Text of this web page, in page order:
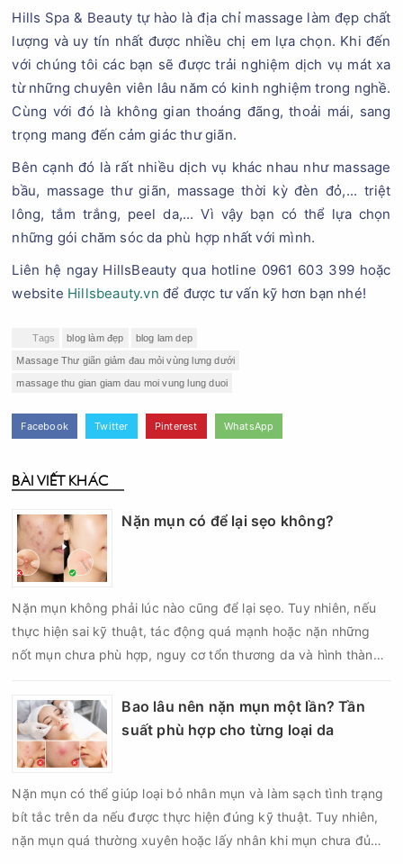
Hills Spa & Beauty tự hào là địa chỉ massage làm đẹp chất
lượng và uy tín nhất được nhiều chị em lựa chọn. Khi đến
với chúng tôi các bạn sẽ được trải nghiệm dịch vụ mát xa
từ những chuyên viên lâu năm có kinh nghiệm trong nghề.
Cùng với đó là không gian thoáng đãng, thoải mái, sang
trọng mang đến cảm giác thư giãn.
Bên cạnh đó là rất nhiều dịch vụ khác nhau như massage
bầu, massage thư giãn, massage thời kỳ đèn đỏ,... triệt
lông, tắm trắng, peel da,... Vì vậy bạn có thể lựa chọn
những gói chăm sóc da phù hợp nhất với mình.
Liên hệ ngay HillsBeauty qua hotline 0961 603 399 hoặc
website Hillsbeauty.vn để được tư vấn kỹ hơn bạn nhé!
Tags blog làm đẹp blog lam dep
Massage Thư giãn giảm đau mỏi vùng lưng dưới
massage thu gian giam dau moi vung lung duoi
Facebook Twitter Pinterest WhatsApp
BÀI VIẾT KHÁC
Nặn mụn có để lại sẹo không?
Nặn mụn không phải lúc nào cũng để lại sẹo. Tuy nhiên, nếu
thực hiện sai kỹ thuật, tác động quá mạnh hoặc nặn những
nốt mụn chưa phù hợp, nguy cơ tổn thương da và hình thành
hoặc mụn nang nằm sâu dưới da, việc cố gắng lấy nhân bằng
tay có thể làm tổn thương cấu trúc da thay vì giúp mụn nhanh
lành. Vậy nặn mụn có để lại sẹo không, đâu là nguyên nhân
khiến da bị sẹo sau nặn và làm thế nào để hạn chế biến
chứng?
Bao lâu nên nặn mụn một lần? Tần
suất phù hợp cho từng loại da
Nặn mụn có thể giúp loại bỏ nhân mụn và làm sạch tình trạng
bít tắc trên da nếu được thực hiện đúng kỹ thuật. Tuy nhiên,
nặn mụn quá thường xuyên hoặc lấy nhân khi mụn chưa đủ